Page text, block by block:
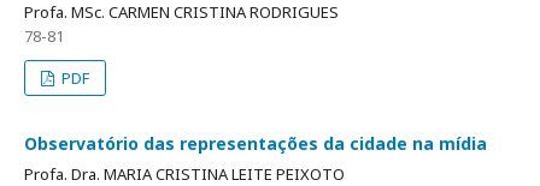
Profa. MSc. CARMEN CRISTINA RODRIGUES
78-81
PDF
Observatório das representações da cidade na mídia
Profa. Dra. MARIA CRISTINA LEITE PEIXOTO